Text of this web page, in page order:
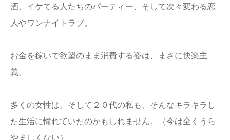
酒、イケてる人たちのパーティー、そして次々変わる恋
人やワンナイトラブ。
お金を稼いで欲望のまま消費する姿は、まさに快楽主
義。
多くの女性は、そして２０代の私も、そんなキラキラし
た生活に憧れていたのかもしれません。（今は全くうら
やましくない）